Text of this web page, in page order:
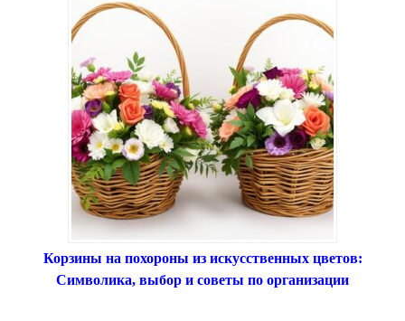
Корзины на похороны из искусственных цветов:
Символика, выбор и советы по организации